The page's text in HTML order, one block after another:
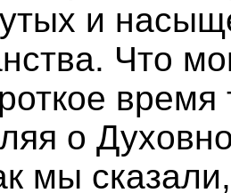
и
Что
время
о
мы